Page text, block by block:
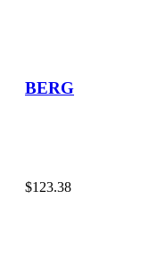
BERG
$123.38